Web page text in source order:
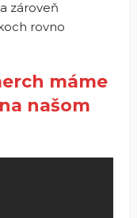
zároveň
rovno
máme
našom